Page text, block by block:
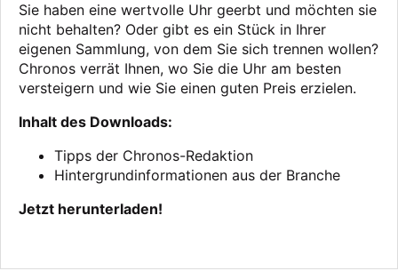
Sie haben eine wertvolle Uhr geerbt und möchten sie
nicht behalten? Oder gibt es ein Stück in Ihrer
eigenen Sammlung, von dem Sie sich trennen wollen?
Chronos verrät Ihnen, wo Sie die Uhr am besten
versteigern und wie Sie einen guten Preis erzielen.
Inhalt des Downloads:
Tipps der Chronos-Redaktion
Hintergrundinformationen aus der Branche
Jetzt herunterladen!